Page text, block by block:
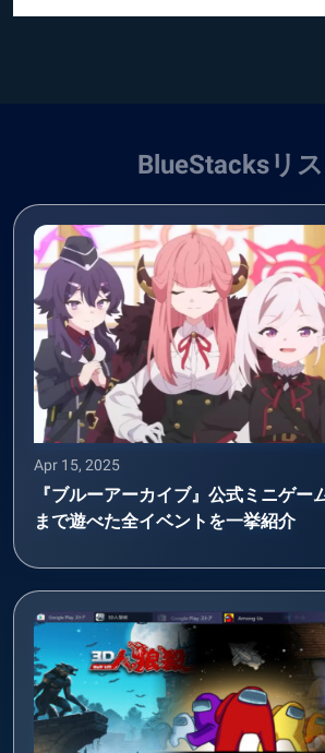
BlueStacksリ
Apr 15, 2025
『ブルーアーカイブ』公式ミニゲー
まで遊べた全イベントを一挙紹介